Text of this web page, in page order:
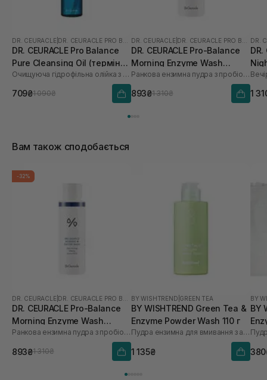
DR. CEURACLE
DR. CEURACLE Pro Balance
Pure Cleansing Oil (термін
до 01.27р.) 155 мл
Очищуюча гідрофільна олійка з пробіотиками
709₴1 090₴
DR. CEURACLE
DR. CEURACLE Pro-Balance
Morning Enzyme Wash
(термін до 01.27р.) 50 г
Ранкова ензимна пудра з пробіотиками
893₴1 310₴
DR.
DR.
1
Вам також сподобається
-32%
DR. CEURACLE
DR. CEURACLE Pro-Balance
Morning Enzyme Wash
(термін до 01.27р.) 50 г
Ранкова ензимна пудра з пробіотиками
893₴1 310₴
BY WISHTREND GREEN TEA
BY WISHTREND Green Tea &
Enzyme Powder Wash 110 г
Пудра ензимна для вмивання з ароматом матчі
1 135₴
BY
BY
шт